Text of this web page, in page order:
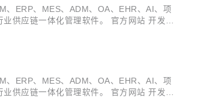
ERP、MES、ADM、OA、EHR、AI、项
供应链一体化管理软件。 官方网站 开发文
ERP、MES、ADM、OA、EHR、AI、项
供应链一体化管理软件。 官方网站 开发文